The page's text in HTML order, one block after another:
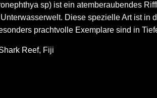
sp) ist ein atemberaubendes
Diese spezielle Art ist
prachtvolle Exemplare sind in
Reef, Fiji